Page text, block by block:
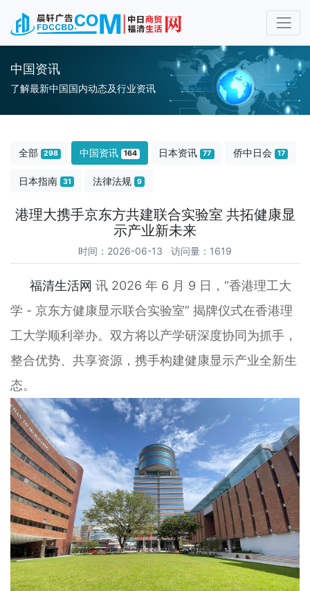
中国资讯
了解最新中国国内动态及行业资讯
全部 298 中国资讯 164 日本资讯 77 侨中日会 17
日本指南 31 法律法规 9
港理大携手京东方共建联合实验室 共拓健康显
示产业新未来
时间：2026-06-13 访问量：1619
福清生活网 讯 2026 年 6 月 9 日，“香港理工大
学 - 京东方健康显示联合实验室” 揭牌仪式在香港理
工大学顺利举办。双方将以产学研深度协同为抓手，
整合优势、共享资源，携手构建健康显示产业全新生
态。